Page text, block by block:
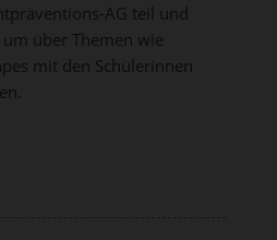
AG teil und
über Themen wie
mit den Schülerinnen